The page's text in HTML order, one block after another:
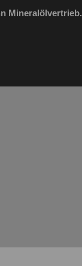
Mineralölvertrieb.